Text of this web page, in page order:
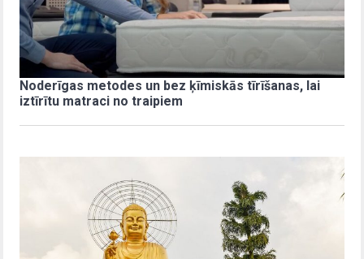
Noderīgas metodes un bez ķīmiskās tīrīšanas, lai
iztīrītu matraci no traipiem